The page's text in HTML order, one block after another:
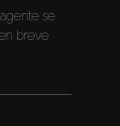
se
breve